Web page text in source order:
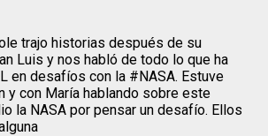
trajo historias después de su
Luis y nos habló de todo lo que ha
en desafíos con la #NASA. Estuve
y con María hablando sobre este
la NASA por pensar un desafío. Ellos